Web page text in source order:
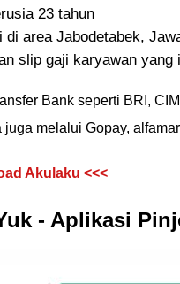
23 tahun
di area Jabodetabek,
slip gaji karyawan yang
Bank seperti BRI,
juga melalui Gopay,
Akulaku <<<
- Aplikasi